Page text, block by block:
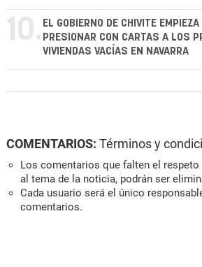
10. EL GOBIERNO DE CHIVITE
PRESIONAR CON CARTAS A LOS
VIVIENDAS VACÍAS EN NAVARRA
COMENTARIOS: Términos y
Los comentarios que falten el respeto
al tema de la noticia, podrán ser
Cada usuario será el único
comentarios.